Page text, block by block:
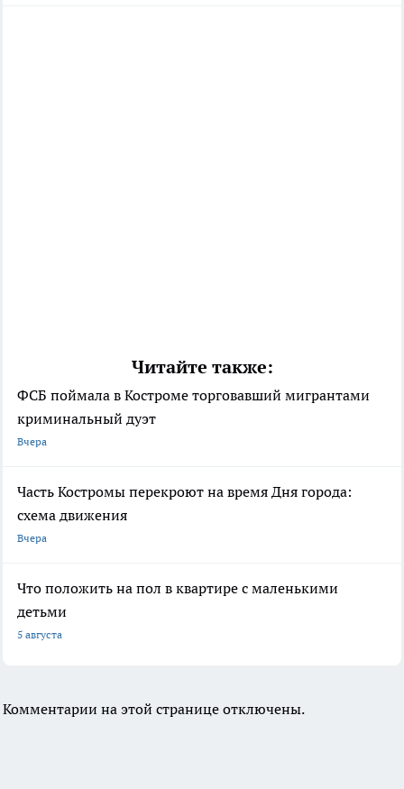
Читайте также:
ФСБ поймала в Костроме торговавший мигрантами
криминальный дуэт
Вчера
Часть Костромы перекроют на время Дня города:
схема движения
Вчера
Что положить на пол в квартире с маленькими
детьми
5 августа
Комментарии на этой странице отключены.